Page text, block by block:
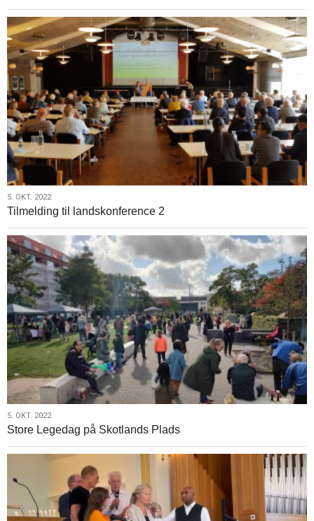
Næste
indlæg:
Bed
for
Tølløse
Privat-
og
Efterskole,
Baptisternes
SkolerForrige
indlæg:
Tilmelding
landskonference
5.
okt.
2022
5. OKT. 2022
Tilmelding til landskonference 2
5.
okt.
2022
5. OKT. 2022
Store Legedag på Skotlands Plads